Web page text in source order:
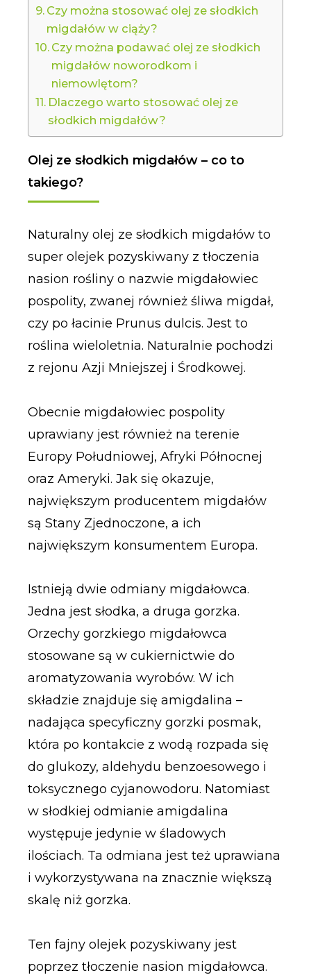
Czy można stosować olej ze słodkich
migdałów w ciąży?
Czy można podawać olej ze słodkich
migdałów noworodkom i
niemowlętom?
Dlaczego warto stosować olej ze
słodkich migdałów?
Olej ze słodkich migdałów – co to
takiego?
Naturalny olej ze słodkich migdałów to
super olejek pozyskiwany z tłoczenia
nasion rośliny o nazwie migdałowiec
pospolity, zwanej również śliwa migdał,
czy po łacinie Prunus dulcis. Jest to
roślina wieloletnia. Naturalnie pochodzi
z rejonu Azji Mniejszej i Środkowej.
Obecnie migdałowiec pospolity
uprawiany jest również na terenie
Europy Południowej, Afryki Północnej
oraz Ameryki. Jak się okazuje,
największym producentem migdałów
są Stany Zjednoczone, a ich
największym konsumentem Europa.
Istnieją dwie odmiany migdałowca.
Jedna jest słodka, a druga gorzka.
Orzechy gorzkiego migdałowca
stosowane są w cukiernictwie do
aromatyzowania wyrobów. W ich
składzie znajduje się amigdalina –
nadająca specyficzny gorzki posmak,
która po kontakcie z wodą rozpada się
do glukozy, aldehydu benzoesowego i
toksycznego cyjanowodoru. Natomiast
w słodkiej odmianie amigdalina
występuje jedynie w śladowych
ilościach. Ta odmiana jest też uprawiana
i wykorzystywana na znacznie większą
skalę niż gorzka.
Ten fajny olejek pozyskiwany jest
poprzez tłoczenie nasion migdałowca.